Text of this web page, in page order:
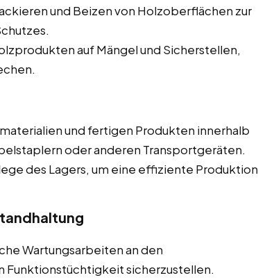
und Beizen von Holzoberflächen zur
auf Mängel und Sicherstellen,
und fertigen Produkten innerhalb
oder anderen Transportgeräten.
des Lagers, um eine effiziente Produktion
Wartungsarbeiten an den
Funktionstüchtigkeit sicherzustellen.